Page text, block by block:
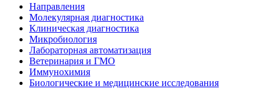
Направления
Молекулярная диагностика
Клиническая диагностика
Микробиология
Лабораторная автоматизация
Ветеринария и ГМО
Иммунохимия
Биологические и медицинские исследования